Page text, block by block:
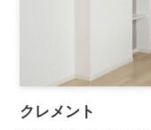
クレメント